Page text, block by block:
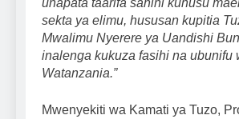
sekta ya elimu, hususan kupitia
Mwalimu Nyerere ya Uandishi
inalenga kukuza fasihi na ubunifu
Watanzania.”
Mwenyekiti wa Kamati ya Tuzo,